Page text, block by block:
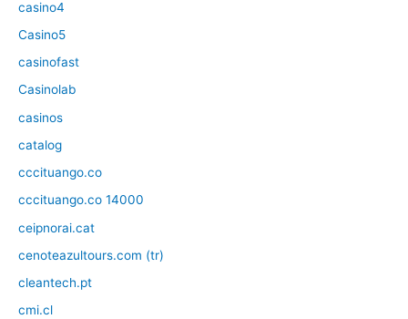
casino4
Casino5
casinofast
Casinolab
casinos
catalog
cccituango.co
cccituango.co 14000
ceipnorai.cat
cenoteazultours.com (tr)
cleantech.pt
cmi.cl